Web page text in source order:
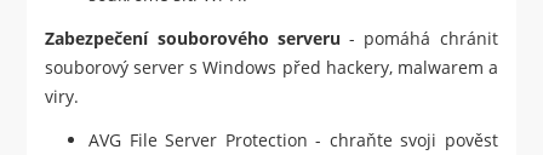
Zabezpečení souborového serveru - pomáhá chránit
souborový server s Windows před hackery, malwarem a
viry.
AVG File Server Protection - chraňte svoji pověst